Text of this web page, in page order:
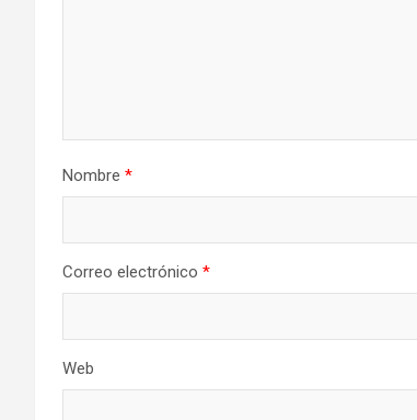
Nombre *
Correo electrónico *
Web